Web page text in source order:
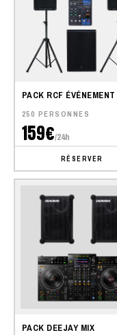
PACK RCF ÉVÉNEMENT
250 PERSONNES
159€/24h
RÉSERVER
PACK DEEJAY MIX